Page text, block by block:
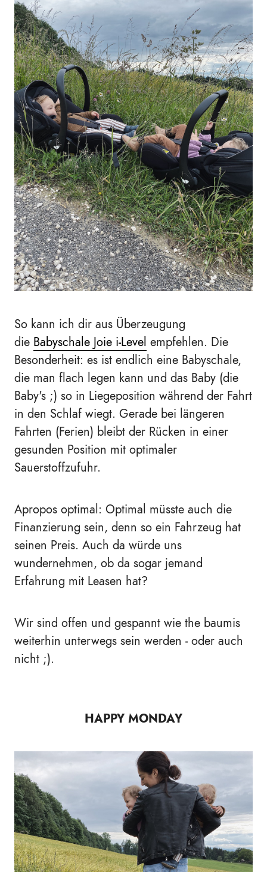
So kann ich dir aus Überzeugung
die Babyschale Joie i-Level empfehlen. Die
Besonderheit: es ist endlich eine Babyschale,
die man flach legen kann und das Baby (die
Baby's ;) so in Liegeposition während der Fahrt
in den Schlaf wiegt. Gerade bei längeren
Fahrten (Ferien) bleibt der Rücken in einer
gesunden Position mit optimaler
Sauerstoffzufuhr.
Apropos optimal: Optimal müsste auch die
Finanzierung sein, denn so ein Fahrzeug hat
seinen Preis. Auch da würde uns
wundernehmen, ob da sogar jemand
Erfahrung mit Leasen hat?
Wir sind offen und gespannt wie the baumis
weiterhin unterwegs sein werden - oder auch
nicht ;).
HAPPY MONDAY